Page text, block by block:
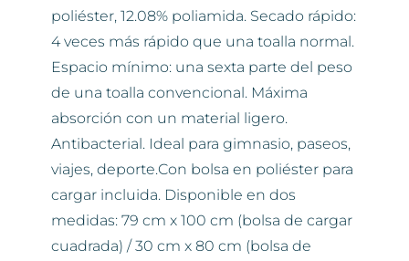
poliéster, 12.08% poliamida. Secado rápido:
4 veces más rápido que una toalla normal.
Espacio mínimo: una sexta parte del peso
de una toalla convencional. Máxima
absorción con un material ligero.
Antibacterial. Ideal para gimnasio, paseos,
viajes, deporte.Con bolsa en poliéster para
cargar incluida. Disponible en dos
medidas: 79 cm x 100 cm (bolsa de cargar
cuadrada) / 30 cm x 80 cm (bolsa de